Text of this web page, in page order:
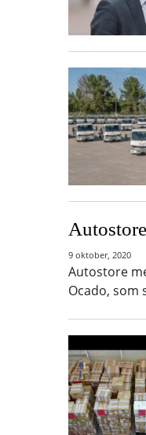
9 oktober, 2020
Autostore
Ocado,